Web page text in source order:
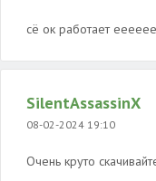
сё ок работает ееееее
SilentAssassinX
08-02-2024 19:10
Очень круто